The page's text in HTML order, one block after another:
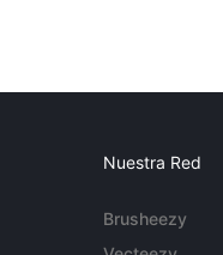
Nuestra Red
Brusheezy